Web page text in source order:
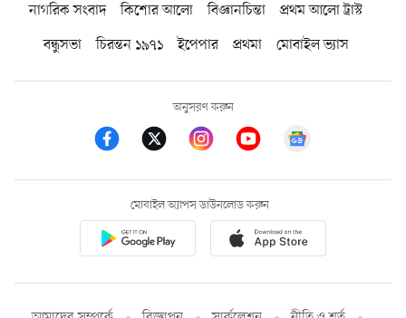
নাগরিক সংবাদ কিশোর আলো বিজ্ঞানচিন্তা
প্রথম আলো ট্রাস্ট
বন্ধুসভা
চিরন্তন ১৯৭১ ইপেপার প্রথমা মোবাইল ভ্যাস
অনুসরণ করুন
মোবাইল অ্যাপস ডাউনলোড করুন